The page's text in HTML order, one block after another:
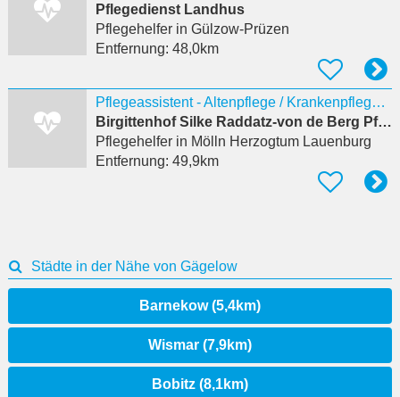
Pflegedienst Landhus
Pflegehelferin Gülzow-Prüzen
Entfernung: 48,0km
Pflegeassistent - Altenpflege / Krankenpflege (m/w/d)
Birgittenhof Silke Raddatz-von de Berg Pflegeheim
Pflegehelferin Mölln Herzogtum Lauenburg
Entfernung: 49,9km
Städte in der Nähe von Gägelow
Barnekow (5,4km)
Wismar (7,9km)
Bobitz (8,1km)